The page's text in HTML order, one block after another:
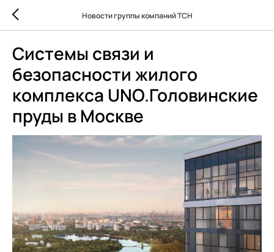
Новости группы компаний ТСН
Системы связи и
безопасности жилого
комплекса UNO.Головинские
пруды в Москве